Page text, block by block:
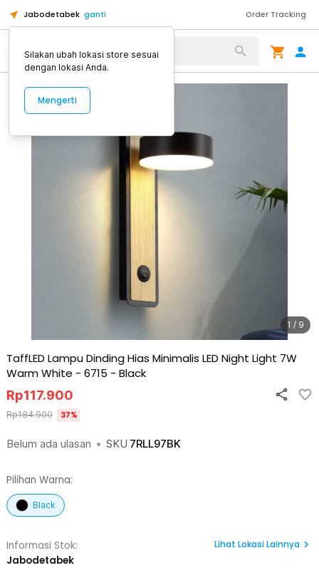
Jabodetabek ganti Order Tracking
Alat Kopi
1 / 9
TaffLED Lampu Dinding Hias Minimalis LED Night Light 7W
Warm White - 6715 - Black
Belum ada ulasan • SKU 7RLL97BK
Rp117.900
Rp184.900 37%
Pilihan Warna:
Black
Informasi Stok:
Jabodetabek
Lihat Lokasi Lainnya
Silakan ubah lokasi store sesuai
dengan lokasi Anda.
Mengerti